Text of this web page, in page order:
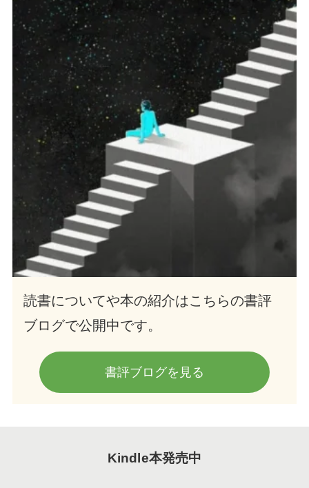
読書についてや本の紹介はこちらの書評
ブログで公開中です。
書評ブログを見る
Kindle本発売中